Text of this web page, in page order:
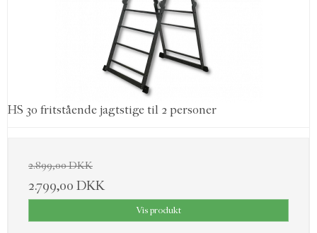
HS 30 fritstående jagtstige til 2 personer
2.899,00 DKK
2.799,00 DKK
Vis produkt